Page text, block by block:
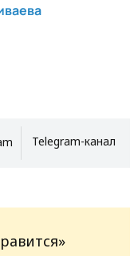
Telegram-канал